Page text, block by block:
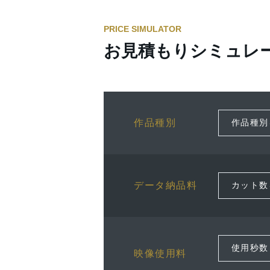
PRICE SIMULATOR
お見積もりシミュレ
作品種別
データ納品料
映像使用料